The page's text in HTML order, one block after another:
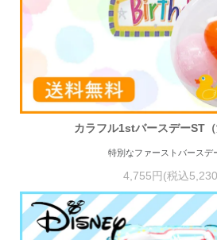
カラフル1stバースデーST（
特別なファーストバースデ
4,755円(税込